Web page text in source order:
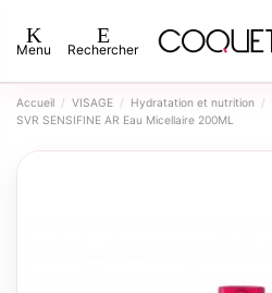
Menu Rechercher
Accueil VISAGE Hydratation et nutrition
SVR SENSIFINE AR Eau Micellaire 200ML